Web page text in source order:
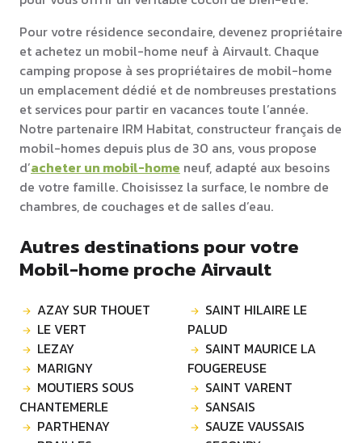
Pour votre résidence secondaire, devenez propriétaire
et achetez un mobil-home neuf à Airvault. Chaque
camping propose à ses propriétaires de mobil-home
un emplacement dédié et de nombreuses prestations
et services pour partir en vacances toute l’année.
Notre partenaire IRM Habitat, constructeur français de
mobil-homes depuis plus de 30 ans, vous propose
d’acheter un mobil-home neuf, adapté aux besoins
de votre famille. Choisissez la surface, le nombre de
chambres, de couchages et de salles d’eau.
Autres destinations pour votre
Mobil-home proche Airvault
AZAY SUR THOUET
LE VERT
LEZAY
MARIGNY
MOUTIERS SOUS
CHANTEMERLE
PARTHENAY
SAINT HILAIRE LE
PALUD
SAINT MAURICE LA
FOUGEREUSE
SAINT VARENT
SANSAIS
SAUZE VAUSSAIS